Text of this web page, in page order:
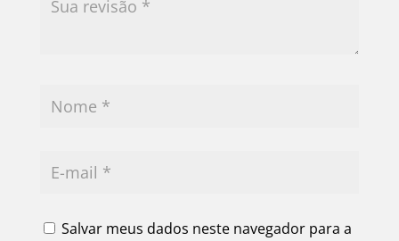
Salvar meus dados neste navegador para a